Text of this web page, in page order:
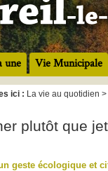
une Vie Municipale
ici : La vie au quotidien
plutôt que
geste écologique et